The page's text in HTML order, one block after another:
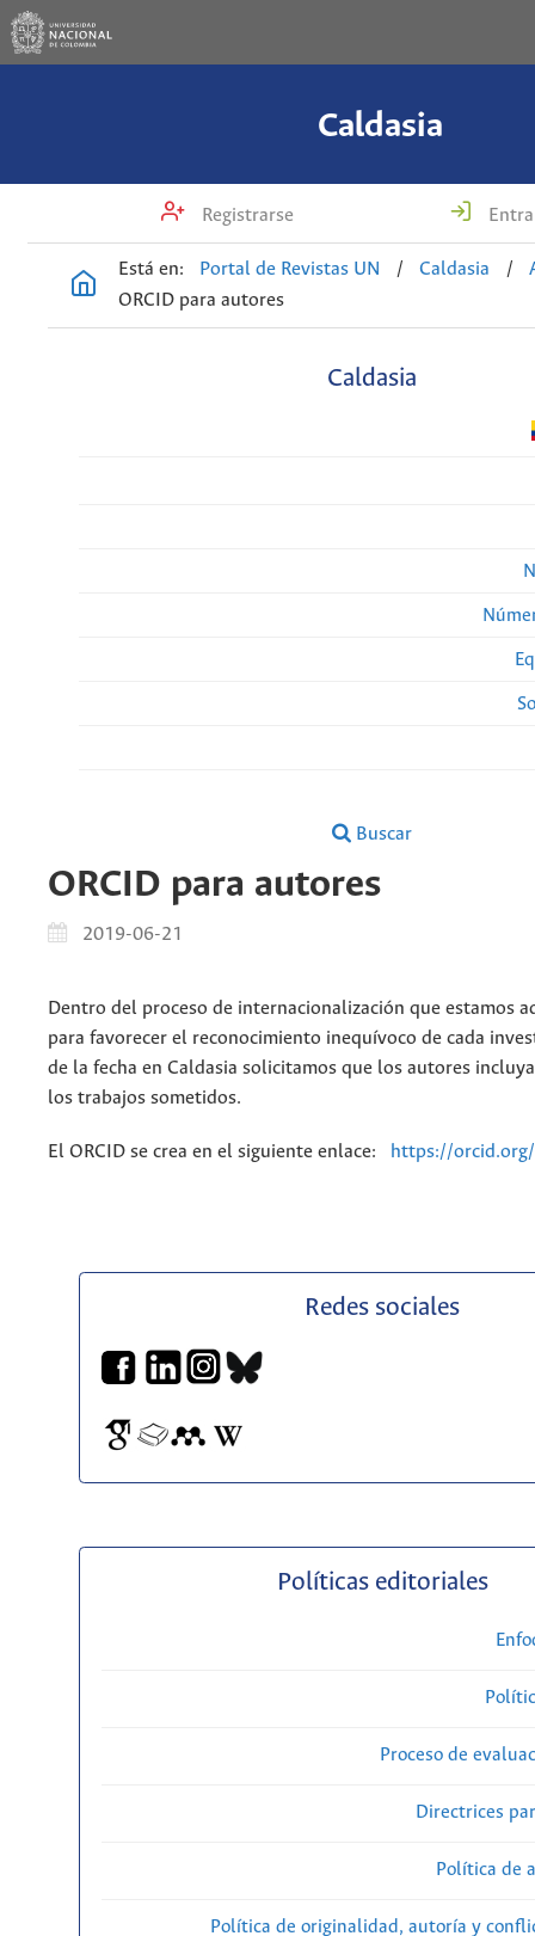
Caldasia
Registrarse
Está en: Portal de Revistas UN / Caldasia /
ORCID para autores
Caldasia
Buscar
ORCID para autores
2019-06-21
Dentro del proceso de internacionalización que estamos
para favorecer el reconocimiento inequívoco de cada
de la fecha en Caldasia solicitamos que los autores
los trabajos sometidos.
El ORCID se crea en el siguiente enlace: https://
Redes sociales
Políticas editoriales
Proceso de
Directrices
Política de
Política de originalidad, autoría y